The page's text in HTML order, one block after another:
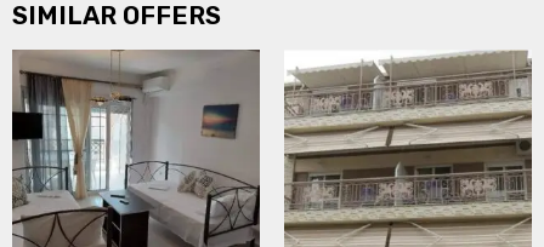
SIMILAR OFFERS